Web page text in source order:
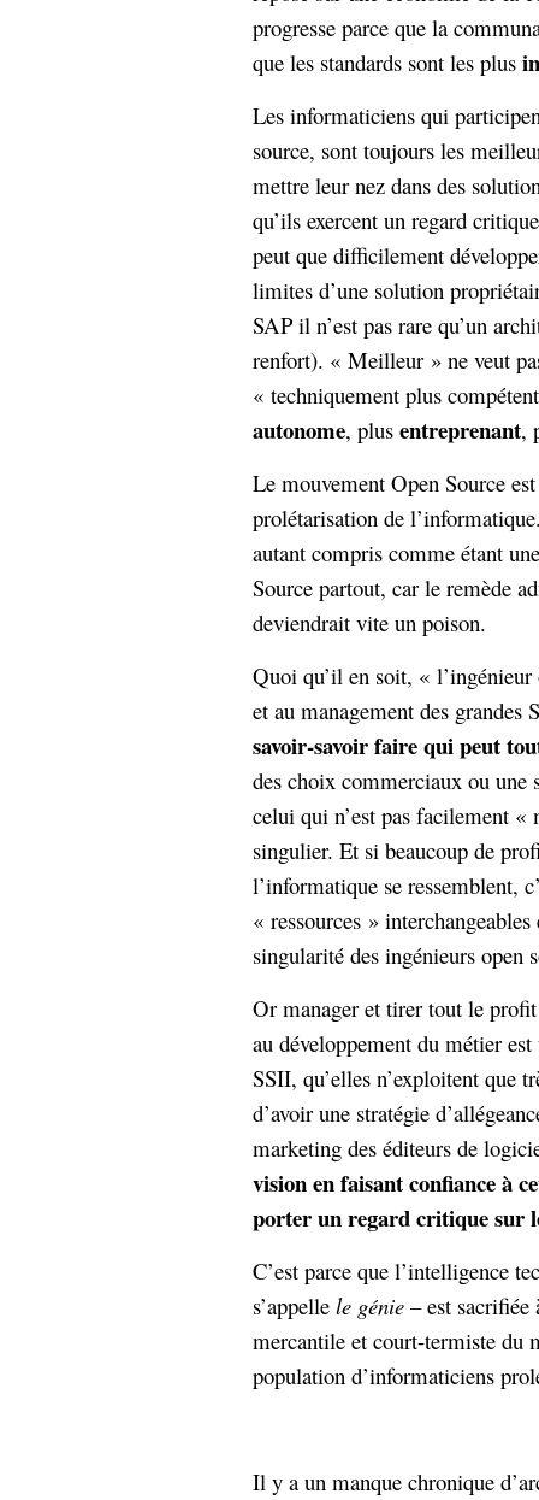
progresse parce que la
que les standards sont les plus
Les informaticiens qui
source, sont toujours les
mettre leur nez dans des
qu’ils exercent un regard
peut que difficilement
limites d’une solution
SAP il n’est pas rare qu’un
renfort). « Meilleur » ne veut
« techniquement plus
autonome, plus entreprenant,
Le mouvement Open Source
prolétarisation de
autant compris comme étant
Source partout, car le remède
deviendrait vite un poison.
Quoi qu’il en soit, «
et au management des grandes
savoir-savoir faire qui peut
des choix commerciaux ou une
celui qui n’est pas facilement «
singulier. Et si beaucoup de
l’informatique se ressemblent,
« ressources »
singularité des ingénieurs open
Or manager et tirer tout le
au développement du métier
SSII, qu’elles n’exploitent que
d’avoir une stratégie
marketing des éditeurs de
vision en faisant confiance à
porter un regard critique sur
C’est parce que l’intelligence
s’appelle le génie – est sacrifiée
mercantile et court-termiste du
population d’informaticiens
Il y a un manque chronique